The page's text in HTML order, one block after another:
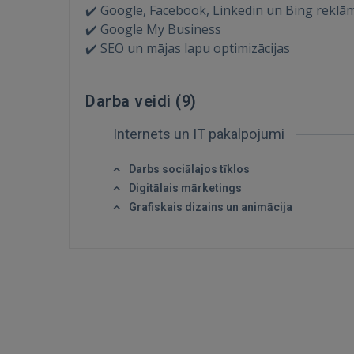
✔️ Google, Facebook, Linkedin un Bing
✔️ Google My Business
✔️ SEO un mājas lapu optimizācijas
Darba veidi (9)
Internets un IT pakalpojumi
Darbs sociālajos tīklos
Digitālais mārketings
Grafiskais dizains un animācija